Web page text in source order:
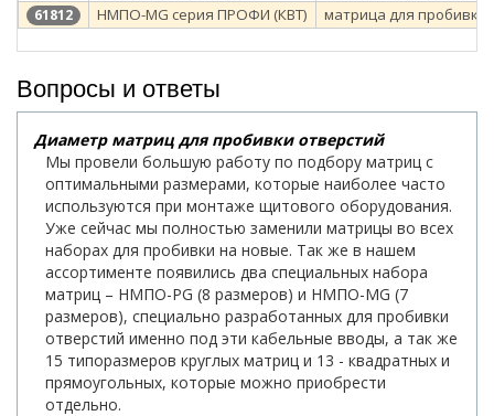
61812 НМПО-MG серия ПРОФИ (КВТ) матрица для пробивки
Вопросы и ответы
Диаметр матриц для пробивки отверстий
Мы провели большую работу по подбору матриц с
оптимальными размерами, которые наиболее часто
используются при монтаже щитового оборудования.
Уже сейчас мы полностью заменили матрицы во всех
наборах для пробивки на новые. Так же в нашем
ассортименте появились два специальных набора
матриц – НМПО-PG (8 размеров) и НМПО-MG (7
размеров), специально разработанных для пробивки
отверстий именно под эти кабельные вводы, а так же
15 типоразмеров круглых матриц и 13 - квадратных и
прямоугольных, которые можно приобрести
отдельно.